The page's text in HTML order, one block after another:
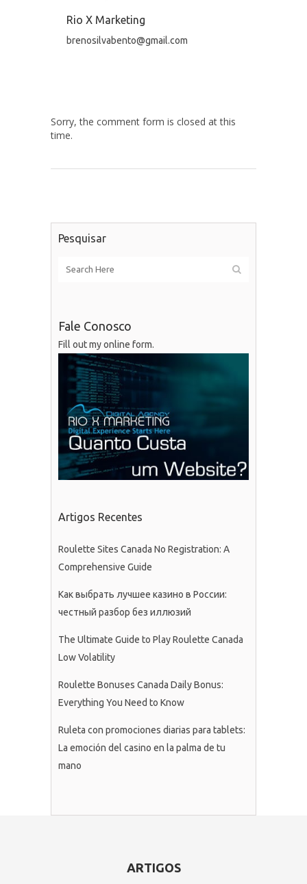
Rio X Marketing
brenosilvabento@gmail.com
Sorry, the comment form is closed at this
time.
Pesquisar
Fale Conosco
Fill out myonline form.
Artigos Recentes
Roulette Sites Canada No Registration: A
Comprehensive Guide
Как выбрать лучшее казино в России:
честный разбор без иллюзий
The Ultimate Guide to Play Roulette Canada
Low Volatility
Roulette Bonuses Canada Daily Bonus:
Everything You Need to Know
Ruleta con promociones diarias para tablets:
La emoción del casino en la palma de tu
mano
ARTIGOS